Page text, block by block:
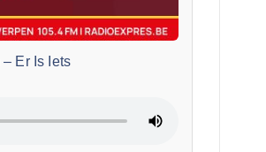
– Er Is Iets